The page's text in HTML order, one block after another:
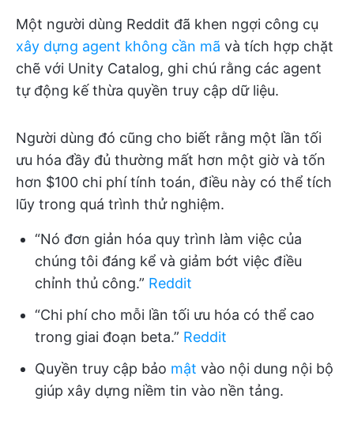
Một người dùng Reddit đã khen ngợi công cụ
xây dựng agent không cần mã và tích hợp chặt
chẽ với Unity Catalog, ghi chú rằng các agent
tự động kế thừa quyền truy cập dữ liệu.
Người dùng đó cũng cho biết rằng một lần tối
ưu hóa đầy đủ thường mất hơn một giờ và tốn
hơn $100 chi phí tính toán, điều này có thể tích
lũy trong quá trình thử nghiệm.
“Nó đơn giản hóa quy trình làm việc của
chúng tôi đáng kể và giảm bớt việc điều
chỉnh thủ công.” Reddit
“Chi phí cho mỗi lần tối ưu hóa có thể cao
trong giai đoạn beta.” Reddit
Quyền truy cập bảo mật vào nội dung nội bộ
giúp xây dựng niềm tin vào nền tảng.